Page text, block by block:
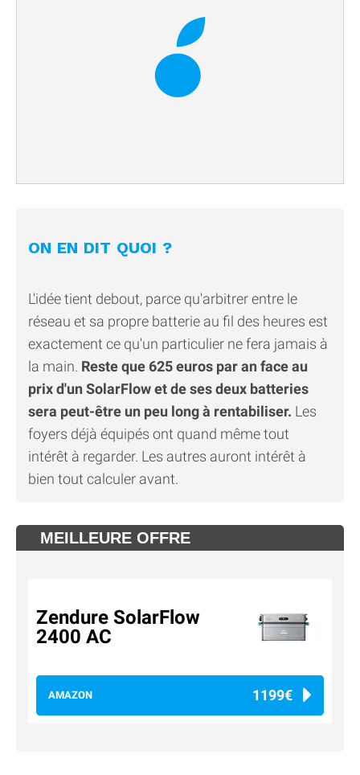
ON EN DIT QUOI ?
L'idée tient debout, parce qu'arbitrer entre le
réseau et sa propre batterie au fil des heures est
exactement ce qu'un particulier ne fera jamais à
la main. Reste que 625 euros par an face au
prix d'un SolarFlow et de ses deux batteries
sera peut-être un peu long à rentabiliser. Les
foyers déjà équipés ont quand même tout
intérêt à regarder. Les autres auront intérêt à
bien tout calculer avant.
MEILLEURE OFFRE
Zendure SolarFlow
2400 AC
AMAZON 1199€